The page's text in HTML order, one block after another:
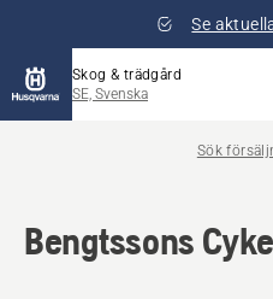
Se
Skog & trädgård
SE, Svenska
Sök
Bengtssons